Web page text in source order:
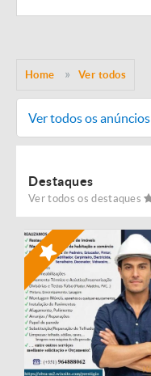
Home Ver todos
Ver todos os anúncios
Destaques
Ver todos os destaques